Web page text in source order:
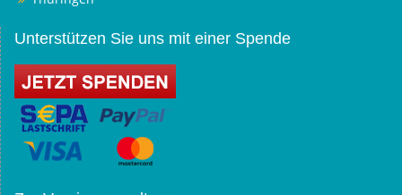
Unterstützen Sie uns mit einer Spende